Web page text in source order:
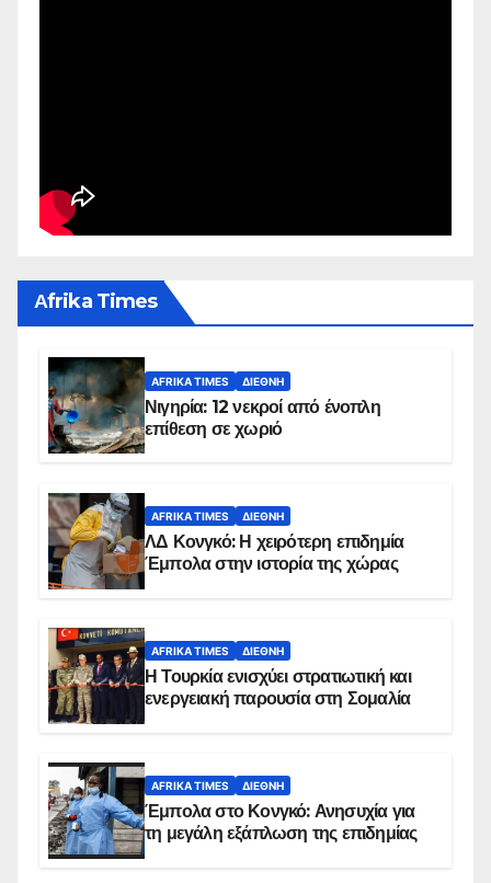
Αfrika Times
AFRIKA TIMES ΔΙΕΘΝΉ
Νιγηρία: 12 νεκροί από ένοπλη
επίθεση σε χωριό
AFRIKA TIMES ΔΙΕΘΝΉ
ΛΔ Κονγκό: Η χειρότερη επιδημία
Έμπολα στην ιστορία της χώρας
AFRIKA TIMES ΔΙΕΘΝΉ
Η Τουρκία ενισχύει στρατιωτική και
ενεργειακή παρουσία στη Σομαλία
AFRIKA TIMES ΔΙΕΘΝΉ
Έμπολα στο Κονγκό: Ανησυχία για
τη μεγάλη εξάπλωση της επιδημίας